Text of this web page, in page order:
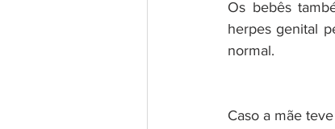
Os bebês
herpes genital
normal.
Caso a mãe